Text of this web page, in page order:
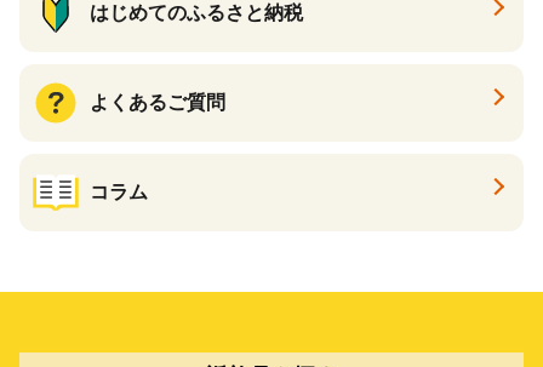
はじめてのふるさと納税
よくあるご質問
コラム